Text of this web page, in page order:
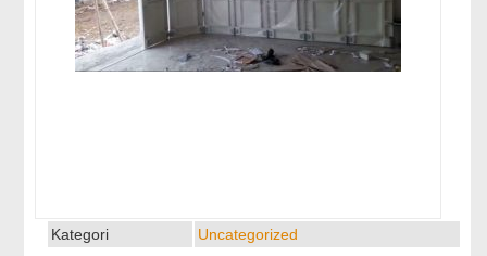
Kategori
Uncategorized